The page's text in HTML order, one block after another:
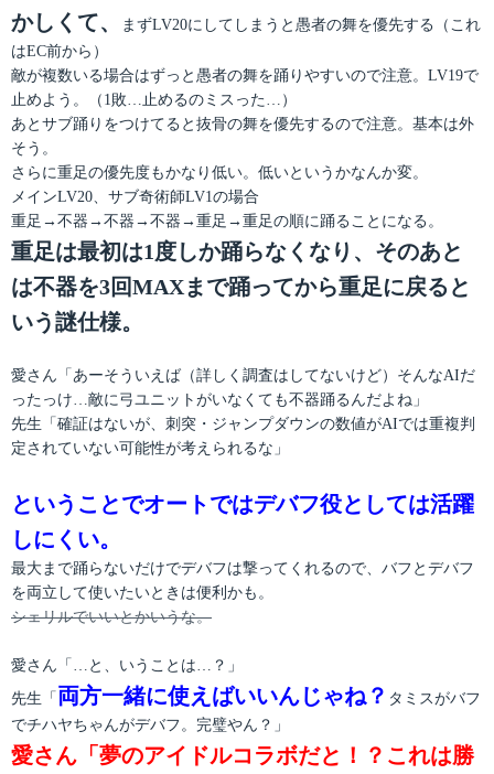
かしくて、
まずLV20にしてしまうと愚者の舞を優先する（これ
はEC前から）
敵が複数いる場合はずっと愚者の舞を踊りやすいので注意。LV19で
止めよう。（1敗…止めるのミスった…）
あとサブ踊りをつけてると抜骨の舞を優先するので注意。基本は外
そう。
さらに重足の優先度もかなり低い。低いというかなんか変。
メインLV20、サブ奇術師LV1の場合
重足→不器→不器→不器→重足→重足の順に踊ることになる。
重足は最初は1度しか踊らなくなり、そのあと
は不器を3回MAXまで踊ってから重足に戻ると
いう謎仕様。
愛さん「あーそういえば（詳しく調査はしてないけど）そんなAIだ
ったっけ…敵に弓ユニットがいなくても不器踊るんだよね」
先生「確証はないが、刺突・ジャンプダウンの数値がAIでは重複判
定されていない可能性が考えられるな」
ということでオートではデバフ役としては活躍
しにくい。
最大まで踊らないだけでデバフは撃ってくれるので、バフとデバフ
を両立して使いたいときは便利かも。
シェリルでいいとかいうな。
愛さん「…と、いうことは…？」
先生「 両方一緒に使えばいいんじゃね？ タミスがバフ
でチハヤちゃんがデバフ。完璧やん？」
愛さん「夢のアイドルコラボだと！？これは勝